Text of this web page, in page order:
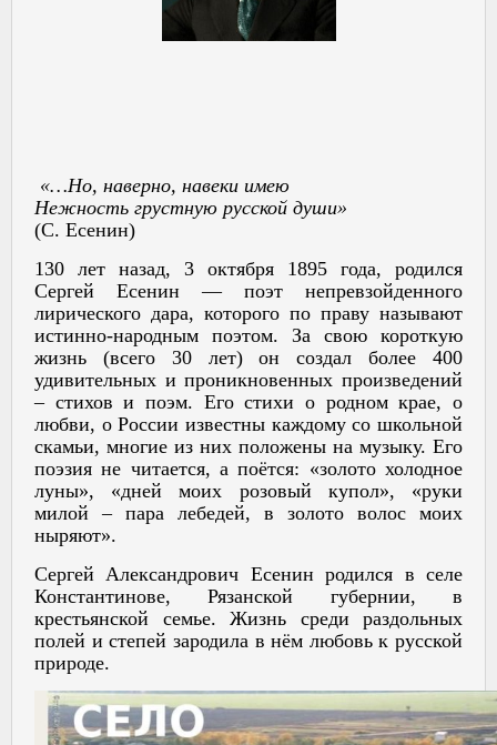
«…Но, наверно, навеки имею
Нежность грустную русской души»
(С. Есенин)
130 лет назад, 3 октября 1895 года, родился
Сергей Есенин — поэт непревзойденного
лирического дара, которого по праву называют
истинно-народным поэтом. За свою короткую
жизнь (всего 30 лет) он создал более 400
удивительных и проникновенных произведений
– стихов и поэм. Его стихи о родном крае, о
любви, о России известны каждому со школьной
скамьи, многие из них положены на музыку. Его
поэзия не читается, а поётся: «золото холодное
луны», «дней моих розовый купол», «руки
милой – пара лебедей, в золото волос моих
ныряют».
Сергей Александрович Есенин родился в селе
Константинове, Рязанской губернии, в
крестьянской семье. Жизнь среди раздольных
полей и степей зародила в нём любовь к русской
природе.